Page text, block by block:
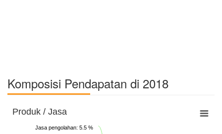
Komposisi Pendapatan di 2018
Produk / Jasa
Jasa pengolahan: 5.5 %